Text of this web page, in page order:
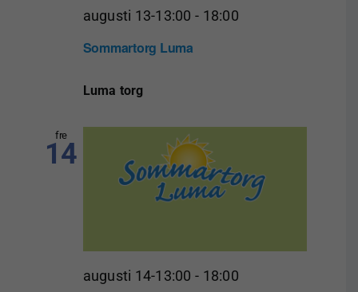
Sommartorg Luma
augusti 13-13:00 - 18:00
Luma torg
fre
14
augusti 14-13:00 - 18:00